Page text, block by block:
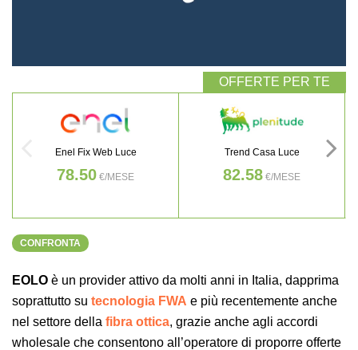
Enel Fix Web Luce
78.50 €/MESE
Trend Casa Luce
82.58 €/MESE
CONFRONTA
EOLO è un provider attivo da molti anni in Italia, dapprima
soprattutto su tecnologia FWA e più recentemente anche
nel settore della fibra ottica, grazie anche agli accordi
wholesale che consentono all’operatore di proporre offerte